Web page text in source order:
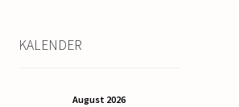
KALENDER
August 2026